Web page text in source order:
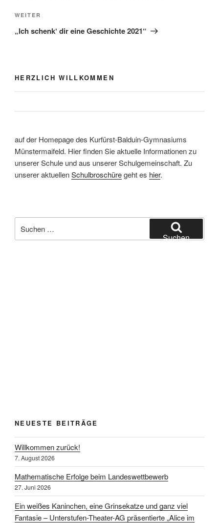
Nächster
Beitrag
WEITER
„Ich schenk‘ dir eine Geschichte 2021“
HERZLICH WILLKOMMEN
auf der Homepage des Kurfürst-Balduin-Gymnasiums
Münstermaifeld. Hier finden Sie aktuelle Informationen zu
unserer Schule und aus unserer Schulgemeinschaft. Zu
unserer aktuellenSchulbroschüregeht es hier.
nach:
Suchen
NEUESTE BEITRÄGE
Willkommen zurück!
7. August 2026
Mathematische Erfolge beim Landeswettbewerb
27. Juni 2026
Ein weißes Kaninchen, eine Grinsekatze und ganz viel
Fantasie – Unterstufen-Theater-AG präsentierte „Alice im